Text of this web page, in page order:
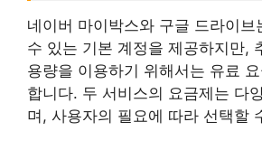
네이버 마이박스와 구글 드라이브
수 있는 기본 계정을 제공하지만,
용량을 이용하기 위해서는 유료
합니다. 두 서비스의 요금제는 다
며, 사용자의 필요에 따라 선택할